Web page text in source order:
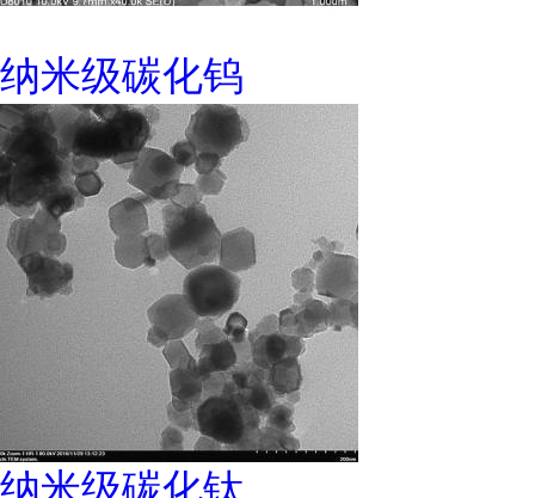
纳米级碳化钨
纳米级碳化钛